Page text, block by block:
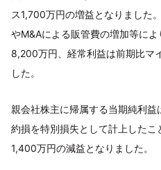
ス1,700万円の増益となりました
やM&Aによる販管費の増加等に
8,200万円、経常利益は前期比マ
した。
親会社株主に帰属する当期純利
約損を特別損失として計上した
1,400万円の減益となりました。